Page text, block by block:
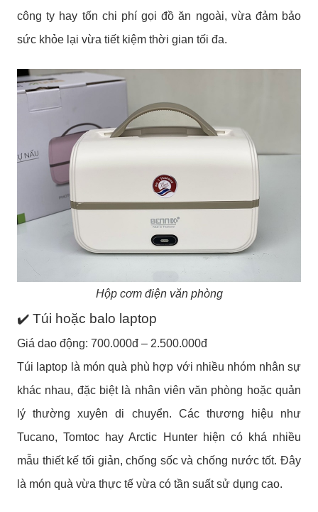
công ty hay tốn chi phí gọi đồ ăn ngoài, vừa đảm bảo
sức khỏe lại vừa tiết kiệm thời gian tối đa.
Hộp cơm điện văn phòng
✔️ Túi hoặc balo laptop
Giá dao động: 700.000đ – 2.500.000đ
Túi laptop là món quà phù hợp với nhiều nhóm nhân sự
khác nhau, đặc biệt là nhân viên văn phòng hoặc quản
lý thường xuyên di chuyển. Các thương hiệu như
Tucano, Tomtoc hay Arctic Hunter hiện có khá nhiều
mẫu thiết kế tối giản, chống sốc và chống nước tốt. Đây
là món quà vừa thực tế vừa có tần suất sử dụng cao.